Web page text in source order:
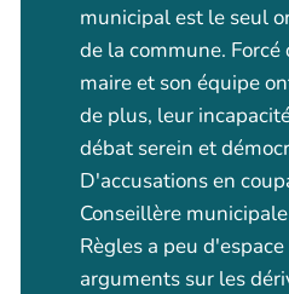
municipal est le seul
de la commune.
maire et son équipe
de plus, leur
débat serein et
D'accusations en
Conseillère
Règles a peu
arguments sur les